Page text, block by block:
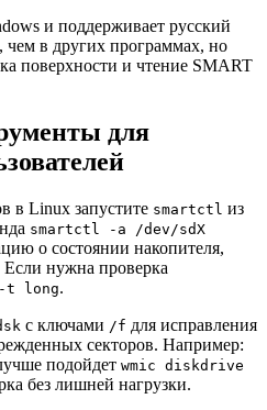
и поддерживает русский
чем в других программах, но
поверхности и чтение SMART
для
в Linux запустите smartctl из
smartctl -a /dev/sdX
о состоянии накопителя,
нужна проверка
-t long.
с ключами /f для исправления
секторов. Например:
подойдет wmic diskdrive
без лишней нагрузки.